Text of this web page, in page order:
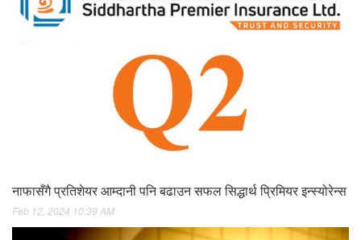
नाफासँगै प्रतिशेयर आम्दानी पनि बढाउन सफल सिद्धार्थ प्रिमियर इन्स्योरेन्स
Feb 12, 2024 10:39 AM